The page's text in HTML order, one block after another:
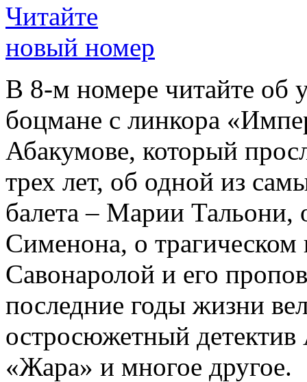
Читайте
новый номер
В 8-м номере читайте об
боцмане с линкора
Абакумове, который
трех лет, об одной из
балета – Марии
Сименона, о трагическом
Савонаролой и его
последние годы жизни
остросюжетный детектив
«Жара» и многое другое.